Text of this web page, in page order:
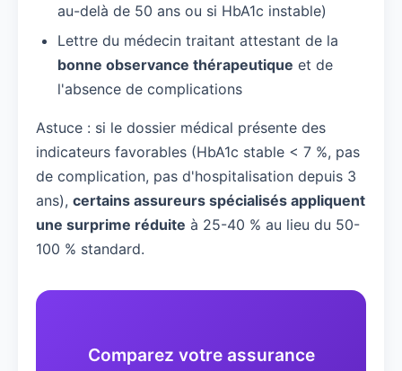
au-delà de 50 ans ou si HbA1c instable)
Lettre du médecin traitant attestant de la
bonne observance thérapeutique et de
l'absence de complications
Astuce : si le dossier médical présente des
indicateurs favorables (HbA1c stable < 7 %, pas
de complication, pas d'hospitalisation depuis 3
ans), certains assureurs spécialisés appliquent
une surprime réduite à 25-40 % au lieu du 50-
100 % standard.
Comparez votre assurance